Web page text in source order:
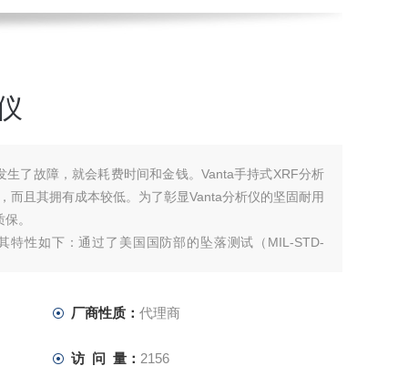
生了故障，就会耗费时间和金钱。Vanta手持式XRF分析
而且其拥有成本较低。为了彰显Vanta分析仪的坚固耐用
。
特性如下：通过了美国国防部的坠落测试（MIL-STD-
厂商性质： 代理商
访 问 量： 2156